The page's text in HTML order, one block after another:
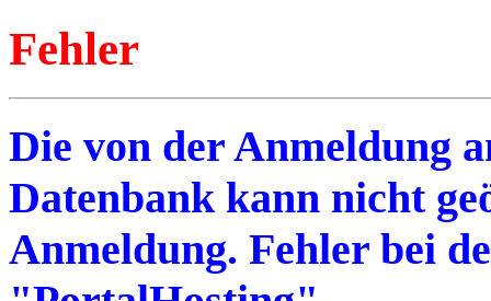
Fehler
Die von der Anmeldung
Datenbank kann nicht
Anmeldung. Fehler bei